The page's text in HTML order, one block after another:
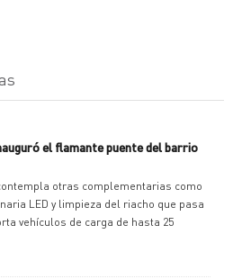
el flamante puente del barrio
otras complementarias como
LED y limpieza del riacho que pasa
vehículos de carga de hasta 25